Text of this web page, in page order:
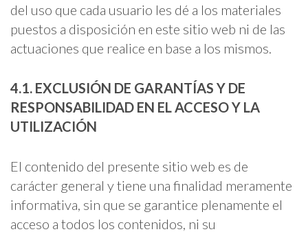
del uso que cada usuario les dé a los materiales
puestos a disposición en este sitio web ni de las
actuaciones que realice en base a los mismos.
4.1. EXCLUSIÓN DE GARANTÍAS Y DE
RESPONSABILIDAD EN EL ACCESO Y LA
UTILIZACIÓN
El contenido del presente sitio web es de
carácter general y tiene una finalidad meramente
informativa, sin que se garantice plenamente el
acceso a todos los contenidos, ni su